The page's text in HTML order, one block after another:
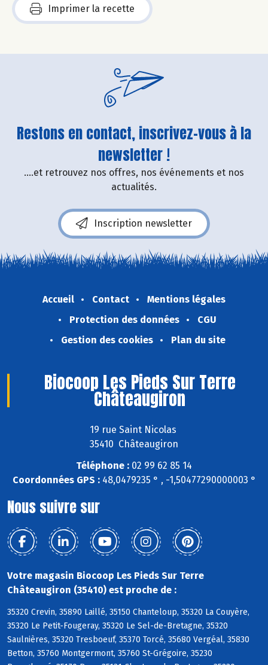
Imprimer la recette
Restons en contact, inscrivez-vous à la
newsletter !
....et retrouvez nos offres, nos événements et nos
actualités.
Inscription newsletter
Accueil Contact
Mentions légales
Protection des données
CGU
Gestion des cookies
Plan du site
Biocoop Les Pieds Sur Terre
Châteaugiron
19 rue Saint Nicolas
35410 Châteaugiron
Téléphone : 02 99 62 85 14
Coordonnées GPS :48,0479235 ° , -1,50477290000003 °
Nous suivre sur
Votre magasin Biocoop Les Pieds Sur Terre
Châteaugiron (35410) est proche de :
35320 Crevin, 35890 Laillé, 35150 Chanteloup, 35320 La Couyère,
35320 Le Petit-Fougeray, 35320 Le Sel-de-Bretagne, 35320
Saulnières, 35320 Tresboeuf, 35370 Torcé, 35680 Vergéal, 35830
Betton, 35760 Montgermont, 35760 St-Grégoire, 35230